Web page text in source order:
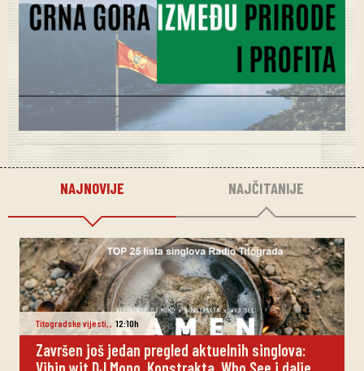
NAJNOVIJE NAJČITANIJE
Titogradske vijesti 12:10h
Završen još jedan pregled aktuelnih singlova: